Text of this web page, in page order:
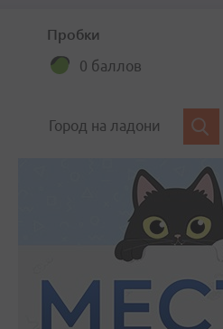
Пробки
0 баллов
Город на ладони